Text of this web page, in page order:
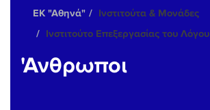
ΕΚ "Αθηνά"
Ινστιτούτα & Μονάδες
Ινστιτούτο Επεξεργασίας του Λόγου
'Ανθρωποι